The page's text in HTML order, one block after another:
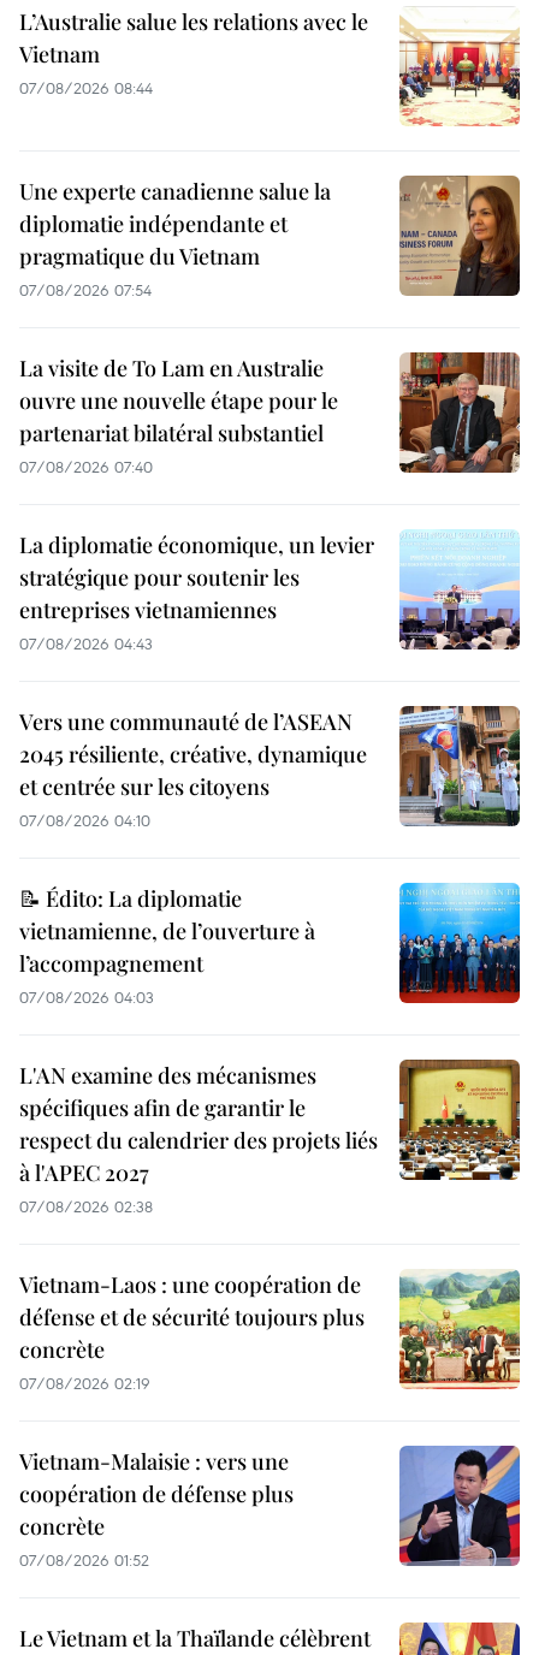
L’Australie salue les relations avec le
Vietnam
07/08/2026 08:44
Une experte canadienne salue la
diplomatie indépendante et
pragmatique du Vietnam
07/08/2026 07:54
La visite de To Lam en Australie
ouvre une nouvelle étape pour le
partenariat bilatéral substantiel
07/08/2026 07:40
La diplomatie économique, un levier
stratégique pour soutenir les
entreprises vietnamiennes
07/08/2026 04:43
Vers une communauté de l’ASEAN
2045 résiliente, créative, dynamique
et centrée sur les citoyens
07/08/2026 04:10
📝 Édito: La diplomatie
vietnamienne, de l’ouverture à
l’accompagnement
07/08/2026 04:03
L'AN examine des mécanismes
spécifiques afin de garantir le
respect du calendrier des projets liés
à l'APEC 2027
07/08/2026 02:38
Vietnam-Laos : une coopération de
défense et de sécurité toujours plus
concrète
07/08/2026 02:19
Vietnam-Malaisie : vers une
coopération de défense plus
concrète
07/08/2026 01:52
Le Vietnam et la Thaïlande célèbrent